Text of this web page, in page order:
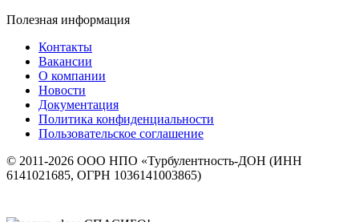
Полезная информация
Контакты
Вакансии
О компании
Новости
Документация
Политика конфиденциальности
Пользовательское соглашение
© 2011-2026 ООО НПО «Турбулентность-ДОН (ИНН
6141021685, ОГРН 1036141003865)